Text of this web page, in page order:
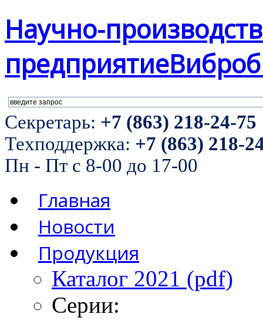
Научно-
предприятие
Секретарь: +7 (863) 218-24-75
Техподдержка: +7 (863) 218-
Пн - Пт с 8-00 до 17-00
Главная
Новости
Продукция
Каталог 2021 (pdf)
Серии: